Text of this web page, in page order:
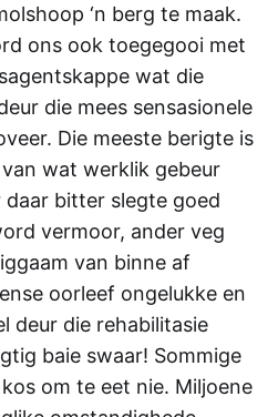
‘n berg te maak.
ons ook toegegooi met
wat die
die mees sensasionele
Die meeste berigte is
wat werklik gebeur
bitter slegte goed
vermoor, ander veg
van binne af
oorleef ongelukke en
deur die rehabilitasie
baie swaar! Sommige
om te eet nie. Miljoene